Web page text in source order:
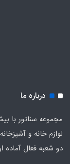
درباره ما
مجموعه سناتور با
لوازم خانه و
دو شعبه فعال